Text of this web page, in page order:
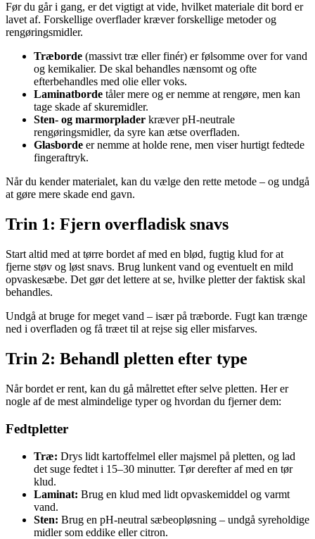
Før du går i gang, er det vigtigt at vide, hvilket materiale dit bord er
lavet af. Forskellige overflader kræver forskellige metoder og
rengøringsmidler.
Træborde (massivt træ eller finér) er følsomme over for vand
og kemikalier. De skal behandles nænsomt og ofte
efterbehandles med olie eller voks.
Laminatborde tåler mere og er nemme at rengøre, men kan
tage skade af skuremidler.
Sten- og marmorplader kræver pH-neutrale
rengøringsmidler, da syre kan ætse overfladen.
Glasborde er nemme at holde rene, men viser hurtigt fedtede
fingeraftryk.
Når du kender materialet, kan du vælge den rette metode – og undgå
at gøre mere skade end gavn.
Trin 1: Fjern overfladisk snavs
Start altid med at tørre bordet af med en blød, fugtig klud for at
fjerne støv og løst snavs. Brug lunkent vand og eventuelt en mild
opvaskesæbe. Det gør det lettere at se, hvilke pletter der faktisk skal
behandles.
Undgå at bruge for meget vand – især på træborde. Fugt kan trænge
ned i overfladen og få træet til at rejse sig eller misfarves.
Trin 2: Behandl pletten efter type
Når bordet er rent, kan du gå målrettet efter selve pletten. Her er
nogle af de mest almindelige typer og hvordan du fjerner dem:
Fedtpletter
Træ: Drys lidt kartoffelmel eller majsmel på pletten, og lad
det suge fedtet i 15–30 minutter. Tør derefter af med en tør
klud.
Laminat: Brug en klud med lidt opvaskemiddel og varmt
vand.
Sten: Brug en pH-neutral sæbeopløsning – undgå syreholdige
midler som eddike eller citron.